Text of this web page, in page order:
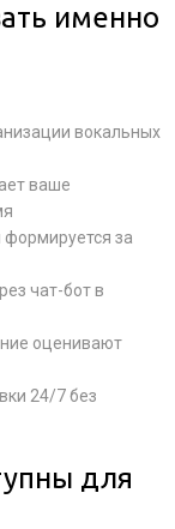
именно
вокальных
ваше
за
чат-бот в
оценивают
24/7 без
для